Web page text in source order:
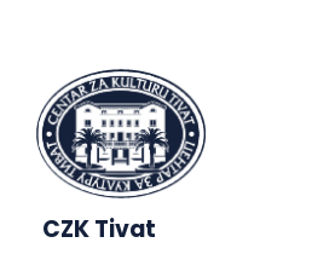
CZK Tivat